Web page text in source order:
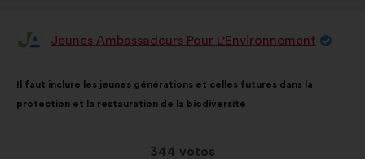
PropostaJeunes Ambassadeurs Pour L'Environnement
da
proposta:
Il faut inclure les jeunes générations et celles futures dans la
protection et la restauration de la biodiversité
Esta
344 votos
repartição
é